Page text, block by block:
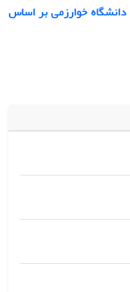
خوارزمی بر اساس